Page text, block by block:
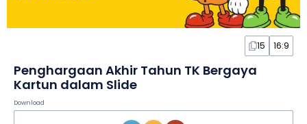
15 16:9
Penghargaan Akhir Tahun TK Bergaya
Kartun dalam Slide
Download